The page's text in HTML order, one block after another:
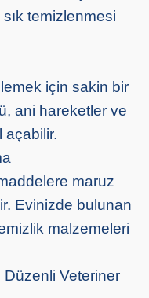
sık temizlenmesi
için sakin bir
ani hareketler ve
açabilir.
maruz
Evinizde bulunan
malzemeleri
Düzenli Veteriner